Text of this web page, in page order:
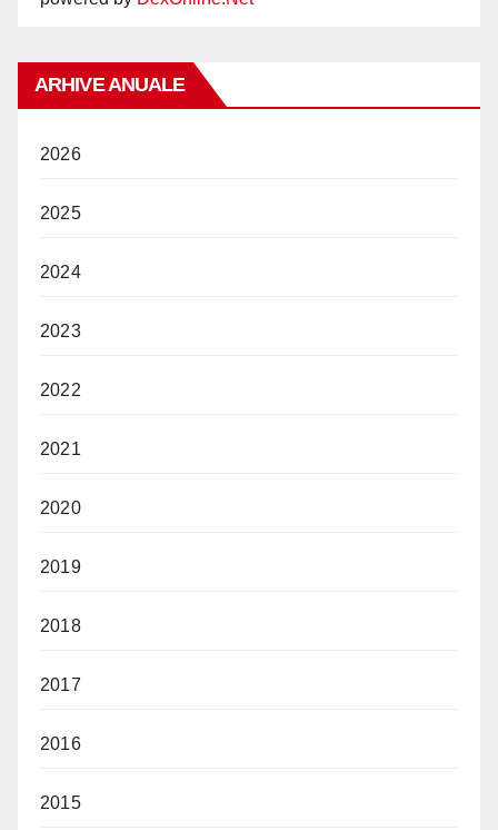
ARHIVE ANUALE
2026
2025
2024
2023
2022
2021
2020
2019
2018
2017
2016
2015